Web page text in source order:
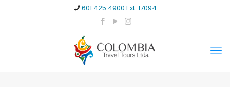
601 425 4900 Ext: 17094